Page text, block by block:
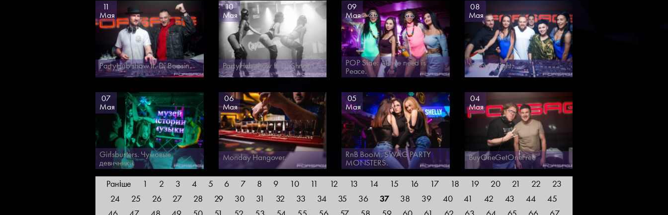
11
Мая
PartyHub show ft. Dj Boosin.
10
Мая
PartyHub show ft. Dj Shnaps.
09
Мая
POP Side: All we need is
Peace.
08
Мая
Victory Night.
07
Мая
Girlsbusters. Чумовые
девичники.
06
Мая
Monday Hangover.
05
Мая
RnB BooM. SWAG PARTY
MONSTERS.
04
Мая
BuyOneGetOneFree
Раніше 1 2 3 4 5 6 7 8 9 10 11 12 13 14 15 16 17 18 19 20 21 22
23
24
25 26 27 28 29 30 31 32 33 34 35 36 37 38 39 40 41 42 43 44
45